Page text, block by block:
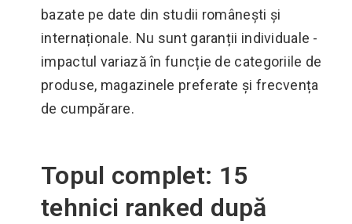
bazate pe date din studii românești și
internaționale. Nu sunt garanții individuale -
impactul variază în funcție de categoriile de
produse, magazinele preferate și frecvența
de cumpărare.
Topul complet: 15
tehnici ranked după